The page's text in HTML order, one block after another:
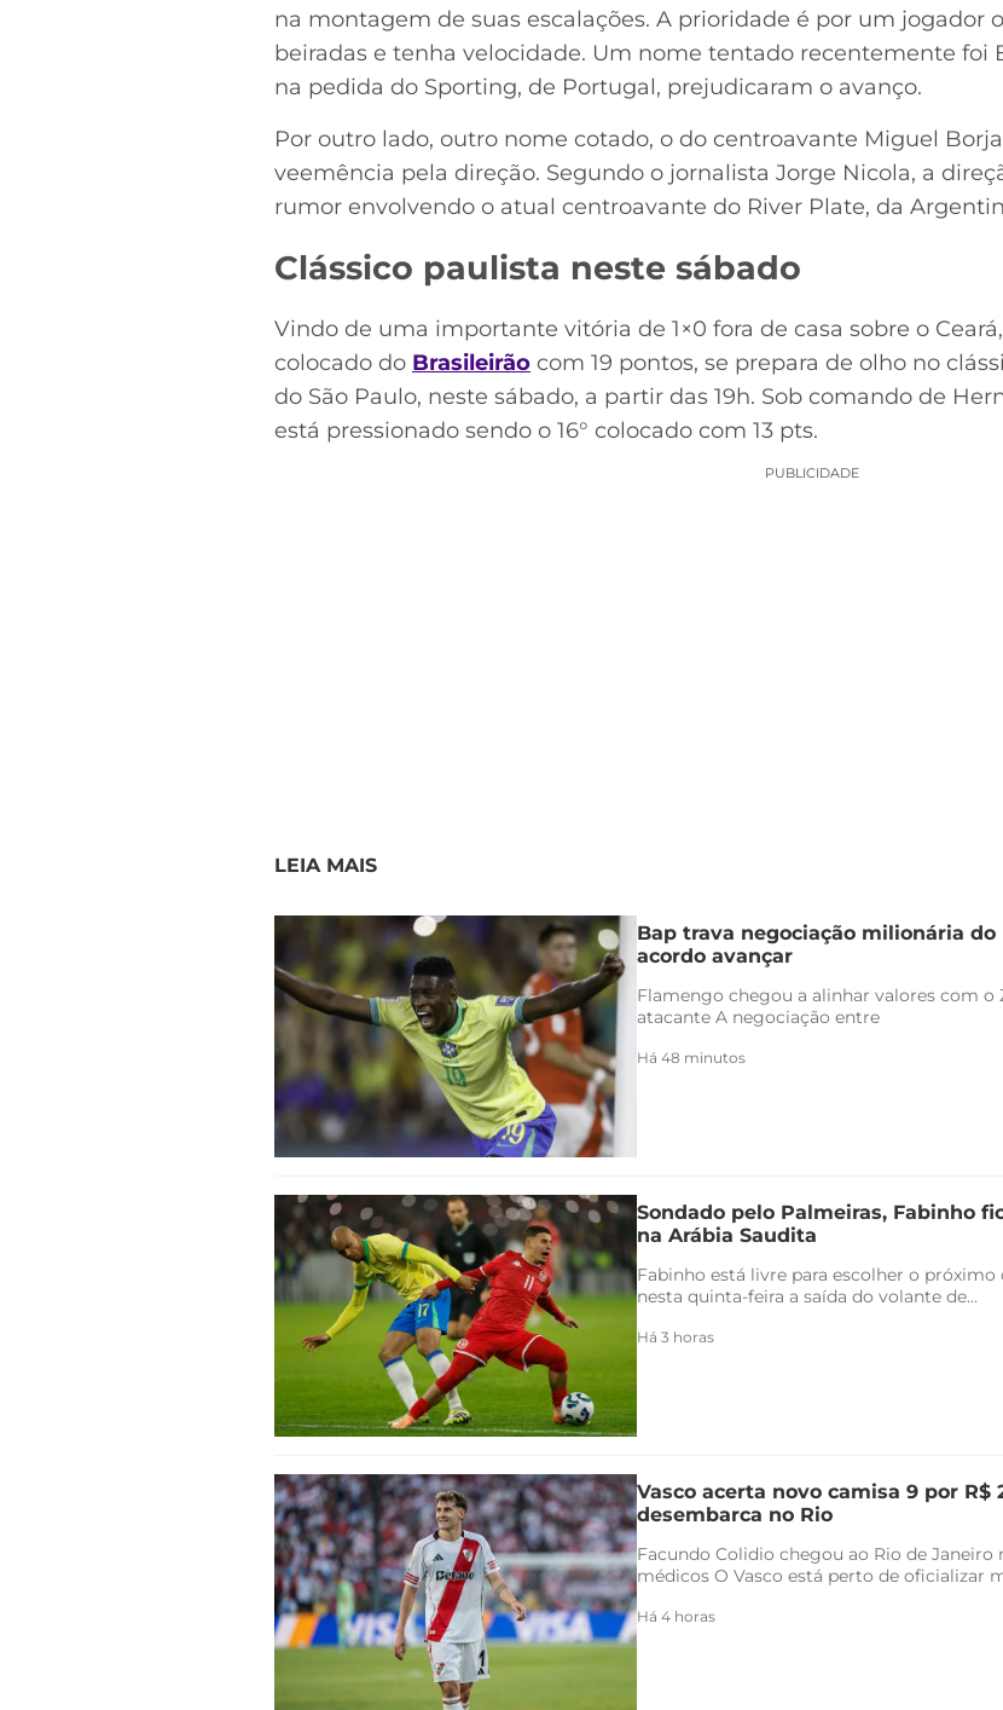
na montagem de suas escalações. A prioridade é por um jogador
beiradas e tenha velocidade. Um nome tentado recentemente foi
na pedida do Sporting, de Portugal, prejudicaram o avanço.
Por outro lado, outro nome cotado, o do centroavante Miguel
veemência pela direção. Segundo o jornalista Jorge Nicola, a
rumor envolvendo o atual centroavante do River Plate, da
Clássico paulista neste sábado
Vindo de uma importante vitória de 1×0 fora de casa sobre o
colocado do Brasileirão com 19 pontos, se prepara de olho no
do São Paulo, neste sábado, a partir das 19h. Sob comando de
está pressionado sendo o 16° colocado com 13 pts.
PUBLICIDADE
LEIA MAIS
Bap trava negociação milionária
acordo avançar
Flamengo chegou a alinhar valores com
atacante A negociação entre
Há 48 minutos
Sondado pelo Palmeiras, Fabinho
na Arábia Saudita
Fabinho está livre para escolher o
nesta quinta-feira a saída do volante de...
Há 3 horas
Vasco acerta novo camisa 9 por R$
desembarca no Rio
Facundo Colidio chegou ao Rio de Janeiro
médicos O Vasco está perto de oficializar
Há 4 horas